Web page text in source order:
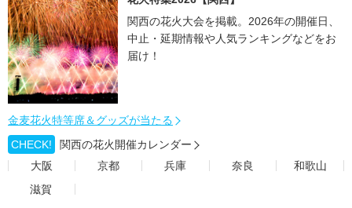
関西の花火大会を掲載。2026年の開催日、
中止・延期情報や人気ランキングなどをお
届け！
金麦花火特等席＆グッズが当たる
CHECK!
関西の花火開催カレンダー
大阪
京都 兵庫 奈良
和歌山
滋賀